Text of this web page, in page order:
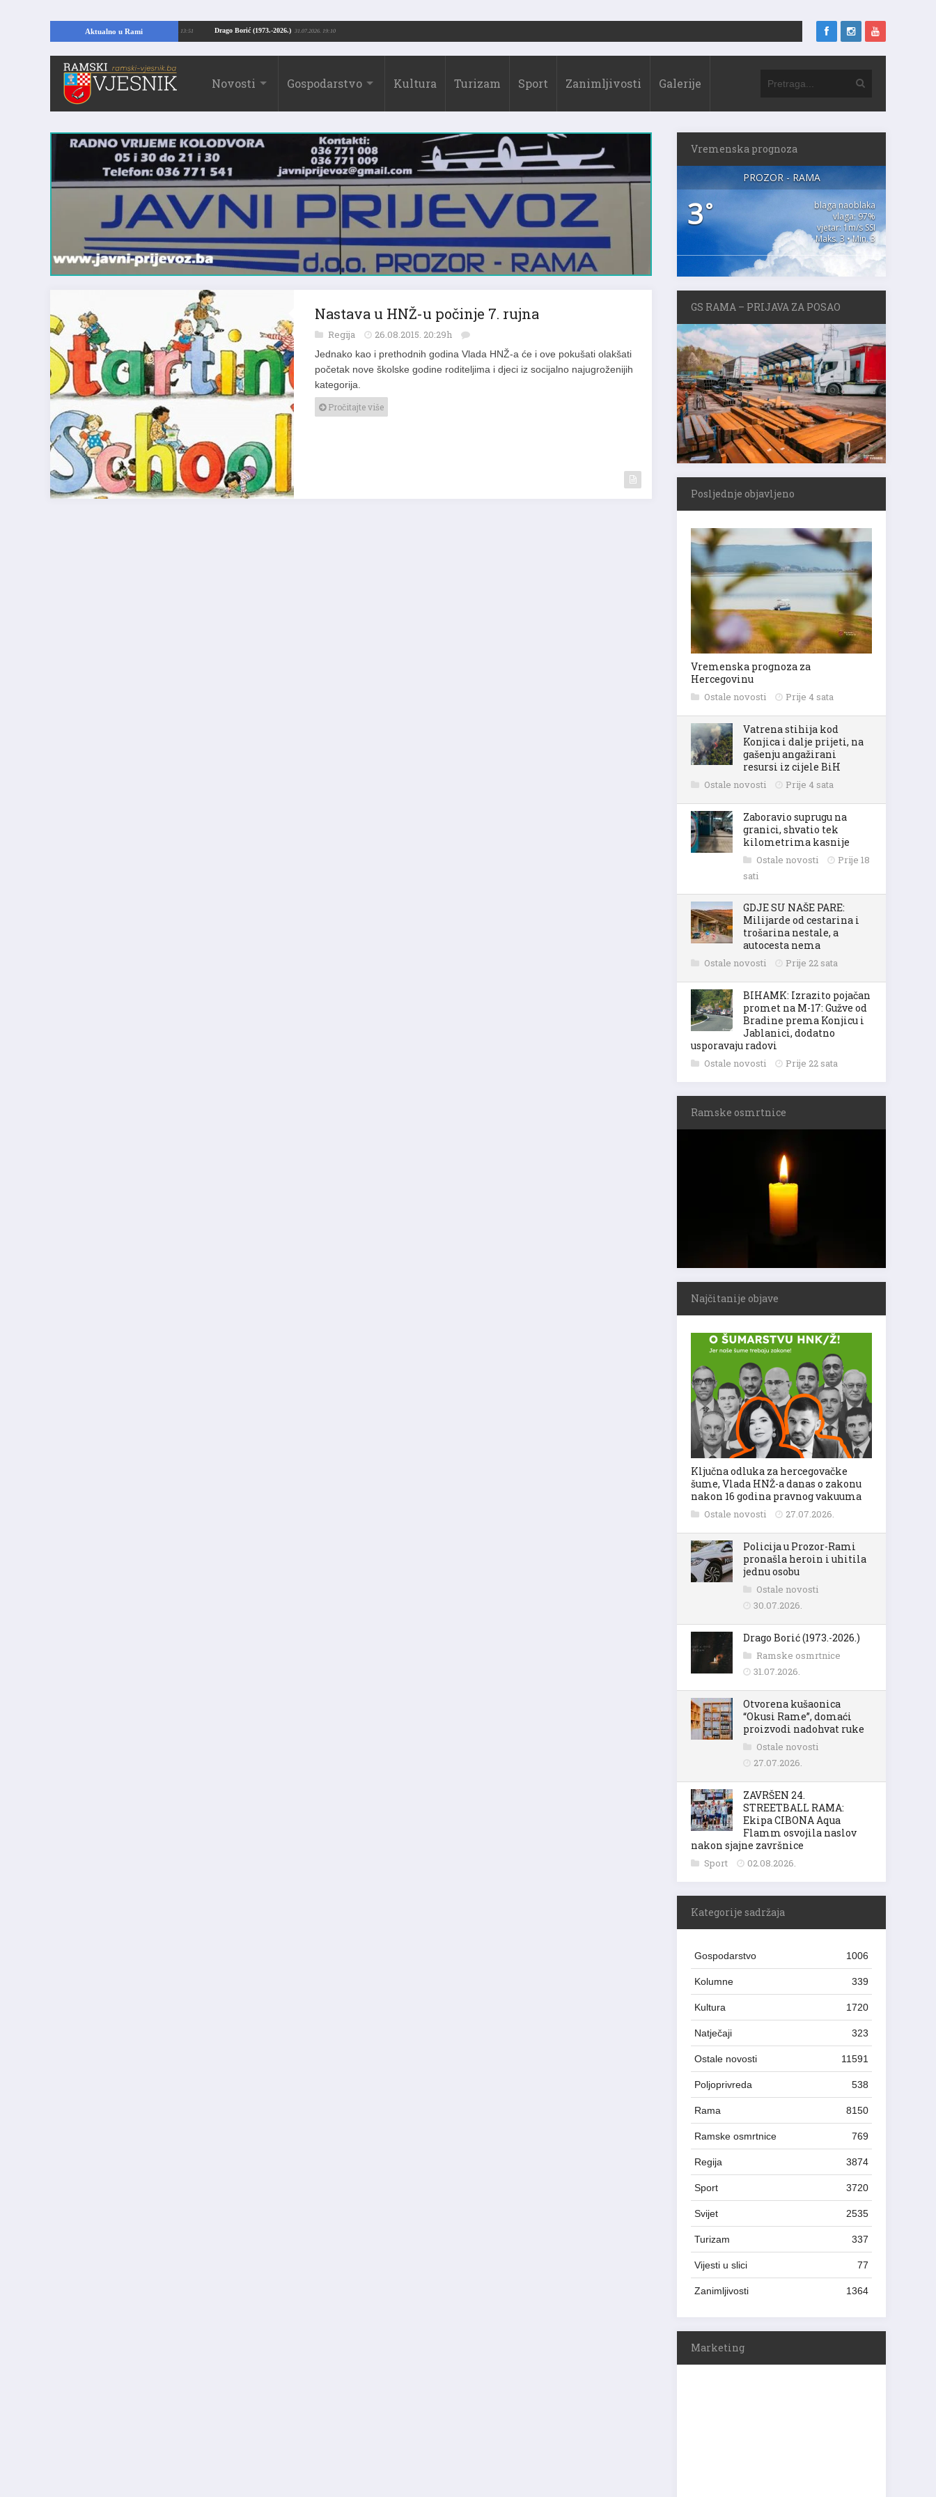
Aktualno u Rami Drago Borić (1973.-2026.) 31.07.2026. 19:10
temelje kuće, pronašao vrijedne arheološke ostatke 24.07.2026. 13:51
Novosti Gospodarstvo Kultura Turizam Sport Zanimljivosti Galerije
Nastava u HNŽ-u počinje 7. rujna
Jednako kao i prethodnih godina Vlada HNŽ-a će i ove pokušati olakšati
početak nove školske godine roditeljima i djeci iz socijalno najugroženijih
kategorija.
Pročitajte više
Vremenska prognoza
PROZOR - RAMA
3°
blaga naoblaka
vlaga: 97%
vjetar: 1m/s SSI
Maks. 3 • Min. 3
GS RAMA – PRIJAVA ZA POSAO
Posljednje objavljeno
Vremenska prognoza za
Hercegovinu
Ostale novosti Prije 4 sata
Vatrena stihija kod
Konjica i dalje prijeti, na
gašenju angažirani
resursi iz cijele BiH
Ostale novosti Prije 4 sata
Zaboravio suprugu na
granici, shvatio tek
kilometrima kasnije
Ostale novosti
Prije 18
sati
GDJE SU NAŠE PARE:
Milijarde od cestarina i
trošarina nestale, a
autocesta nema
Ostale novosti Prije 22 sata
BIHAMK: Izrazito pojačan
promet na M-17: Gužve od
Bradine prema Konjicu i
Jablanici, dodatno
usporavaju radovi
Ostale novosti Prije 22 sata
Ramske osmrtnice
Najčitanije objave
Ključna odluka za hercegovačke
šume, Vlada HNŽ-a danas o zakonu
nakon 16 godina pravnog vakuuma
Ostale novosti 27.07.2026.
Policija u Prozor-Rami
pronašla heroin i uhitila
jednu osobu
Ostale novosti
30.07.2026.
Drago Borić (1973.-2026.)
Ramske osmrtnice
31.07.2026.
Otvorena kušaonica
“Okusi Rame”, domaći
proizvodi nadohvat ruke
Ostale novosti
27.07.2026.
ZAVRŠEN 24.
STREETBALL RAMA:
Ekipa CIBONA Aqua
Flamm osvojila naslov
nakon sjajne završnice
Sport 02.08.2026.
Kategorije sadržaja
Gospodarstvo 1006
Kolumne 339
Kultura 1720
Natječaji 323
Ostale novosti 11591
Poljoprivreda 538
Rama 8150
Ramske osmrtnice 769
Regija 3874
Sport 3720
Svijet 2535
Turizam 337
Vijesti u slici 77
Zanimljivosti 1364
Marketing